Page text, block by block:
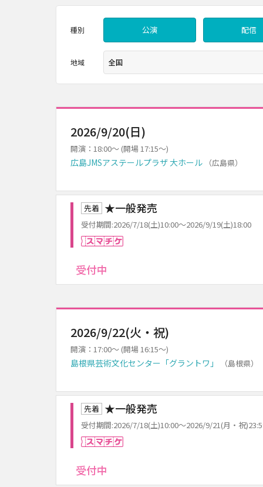
種別 公演 配信
地域
2026/9/20(日)
開演：18:00～ (開場 17:15～)
広島JMSアステールプラザ 大ホール （広島県）
先着 ★一般発売
受付期間:2026/7/18(土)10:00～2026/9/19(土)18:00
受付中
2026/9/22(火・祝)
開演：17:00～ (開場 16:15～)
島根県芸術文化センター「グラントワ」 （島根県）
先着 ★一般発売
受付期間:2026/7/18(土)10:00～2026/9/21(月・祝
受付中